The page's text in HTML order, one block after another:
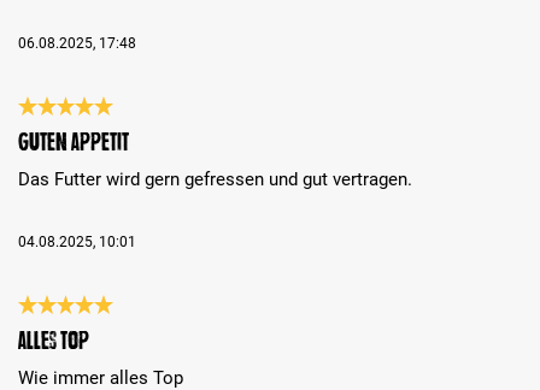
06.08.2025, 17:48
Évaluation avec une note de 5 sur 5 étoiles
Guten Appetit
Das Futter wird gern gefressen und gut vertragen.
04.08.2025, 10:01
Évaluation avec une note de 5 sur 5 étoiles
Alles Top
Wie immer alles Top